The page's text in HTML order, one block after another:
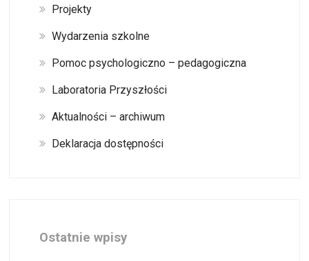
Projekty
Wydarzenia szkolne
Pomoc psychologiczno – pedagogiczna
Laboratoria Przyszłości
Aktualności – archiwum
Deklaracja dostępności
Ostatnie wpisy